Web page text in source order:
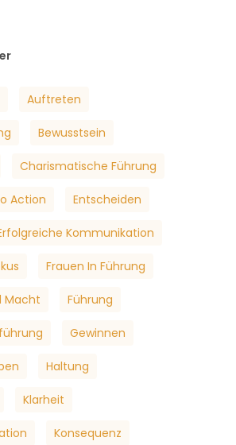
Auftreten
Bewusstsein
Charismatische Führung
Action Entscheiden
Kommunikation
Frauen In Führung
Macht Führung
Gewinnen
Haltung
Klarheit
Konsequenz